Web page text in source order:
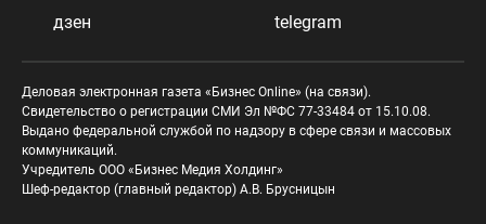
дзен
telegram
Деловая электронная газета «Бизнес Online» (на связи).
Свидетельство о регистрации СМИ Эл №ФС 77-33484 от 15.10.08.
Выдано федеральной службой по надзору в сфере связи и массовых
коммуникаций.
Учредитель ООО «Бизнес Медия Холдинг»
Шеф-редактор (главный редактор) А.В. Брусницын